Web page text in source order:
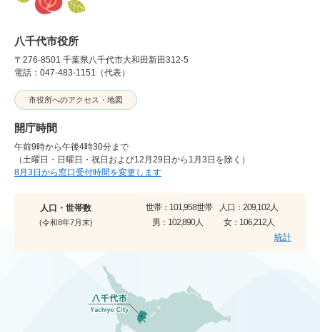
八千代市役所
〒276-8501 千葉県八千代市大和田新田312-5
電話：047-483-1151（代表）
市役所へのアクセス・地図
開庁時間
午前9時から午後4時30分まで
（土曜日・日曜日・祝日および12月29日から1月3日を除く）
8月3日から窓口受付時間を変更します
人口・世帯数
(令和8年7月末)
世帯： 101,958世帯 人口： 209,102人
男： 102,890人 女： 106,212人
統計